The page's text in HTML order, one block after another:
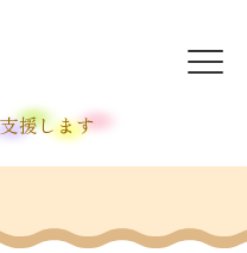
援します